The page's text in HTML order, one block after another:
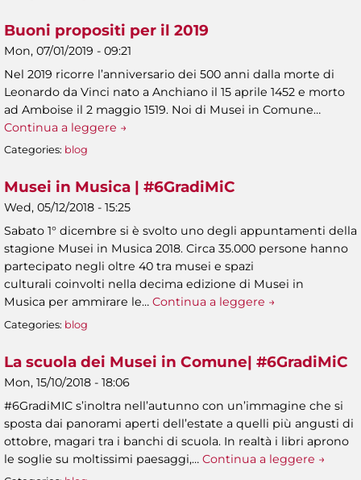
Buoni propositi per il 2019
Mon, 07/01/2019 - 09:21
Nel 2019 ricorre l’anniversario dei 500 anni dalla morte di
Leonardo da Vinci nato a Anchiano il 15 aprile 1452 e morto
ad Amboise il 2 maggio 1519. Noi di Musei in Comune…
Continua a leggere →
Categories: blog
Musei in Musica | #6GradiMiC
Wed, 05/12/2018 - 15:25
Sabato 1° dicembre si è svolto uno degli appuntamenti della
stagione Musei in Musica 2018. Circa 35.000 persone hanno
partecipato negli oltre 40 tra musei e spazi
culturali coinvolti nella decima edizione di Musei in
Musica per ammirare le… Continua a leggere →
Categories: blog
La scuola dei Musei in Comune| #6GradiMiC
Mon, 15/10/2018 - 18:06
#6GradiMIC s’inoltra nell’autunno con un’immagine che si
sposta dai panorami aperti dell’estate a quelli più angusti di
ottobre, magari tra i banchi di scuola. In realtà i libri aprono
le soglie su moltissimi paesaggi,… Continua a leggere →